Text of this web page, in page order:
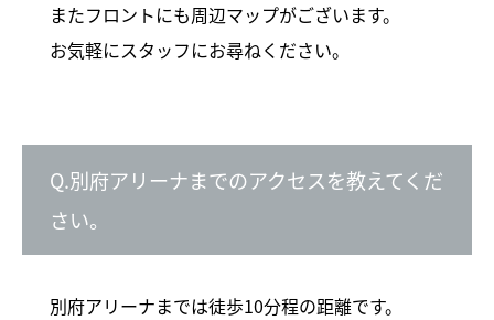
またフロントにも周辺マップがございます。
お気軽にスタッフにお尋ねください。
Q.別府アリーナまでのアクセスを教えてくだ
さい。
別府アリーナまでは徒歩10分程の距離です。